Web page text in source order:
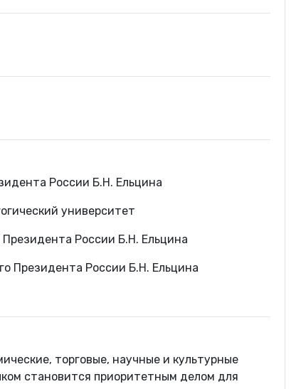
России Б.Н. Ельцина
университет
России Б.Н. Ельцина
Президента России Б.Н. Ельцина
торговые, научные и культурные
становится приоритетным делом для